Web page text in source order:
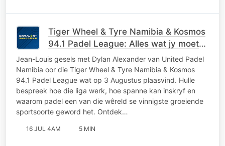
Tiger Wheel & Tyre Namibia & Kosmos
94.1 Padel League: Alles wat jy moet
weet
Jean-Louis gesels met Dylan Alexander van United Padel
Namibia oor die Tiger Wheel & Tyre Namibia & Kosmos
94.1 Padel League wat op 3 Augustus plaasvind. Hulle
bespreek hoe die liga werk, hoe spanne kan inskryf en
waarom padel een van die wêreld se vinnigste groeiende
sportsoorte geword het. Ontdek…
16 JUL 4AM 5 MIN